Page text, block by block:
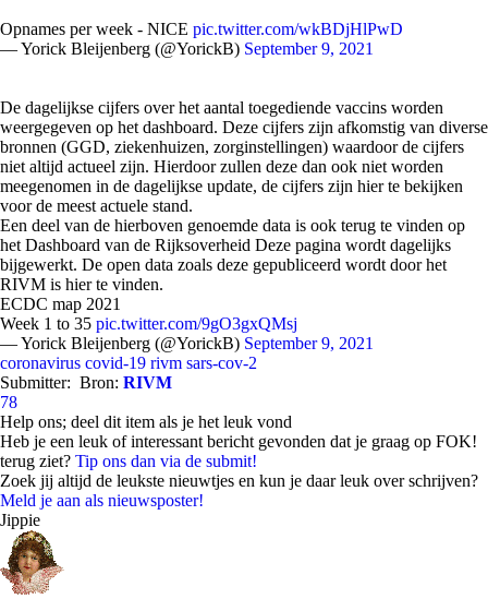
Opnames per week - NICE pic.twitter.com/wkBDjHlPwD
— Yorick Bleijenberg (@YorickB) September 9, 2021
De dagelijkse cijfers over het aantal toegediende vaccins worden
weergegeven op het dashboard. Deze cijfers zijn afkomstig van diverse
bronnen (GGD, ziekenhuizen, zorginstellingen) waardoor de cijfers
niet altijd actueel zijn. Hierdoor zullen deze dan ook niet worden
meegenomen in de dagelijkse update, de cijfers zijn hier te bekijken
voor de meest actuele stand.
Een deel van de hierboven genoemde data is ook terug te vinden op
het Dashboard van de Rijksoverheid Deze pagina wordt dagelijks
bijgewerkt. De open data zoals deze gepubliceerd wordt door het
RIVM is hier te vinden.
ECDC map 2021
Week 1 to 35 pic.twitter.com/9gO3gxQMsj
— Yorick Bleijenberg (@YorickB) September 9, 2021
coronavirus covid-19 rivm sars-cov-2
Submitter: Bron: RIVM
78
Help ons; deel dit item als je het leuk vond
Heb je een leuk of interessant bericht gevonden dat je graag op FOK!
terug ziet? Tip ons dan via de submit!
Zoek jij altijd de leukste nieuwtjes en kun je daar leuk over schrijven?
Meld je aan als nieuwsposter!
Jippie